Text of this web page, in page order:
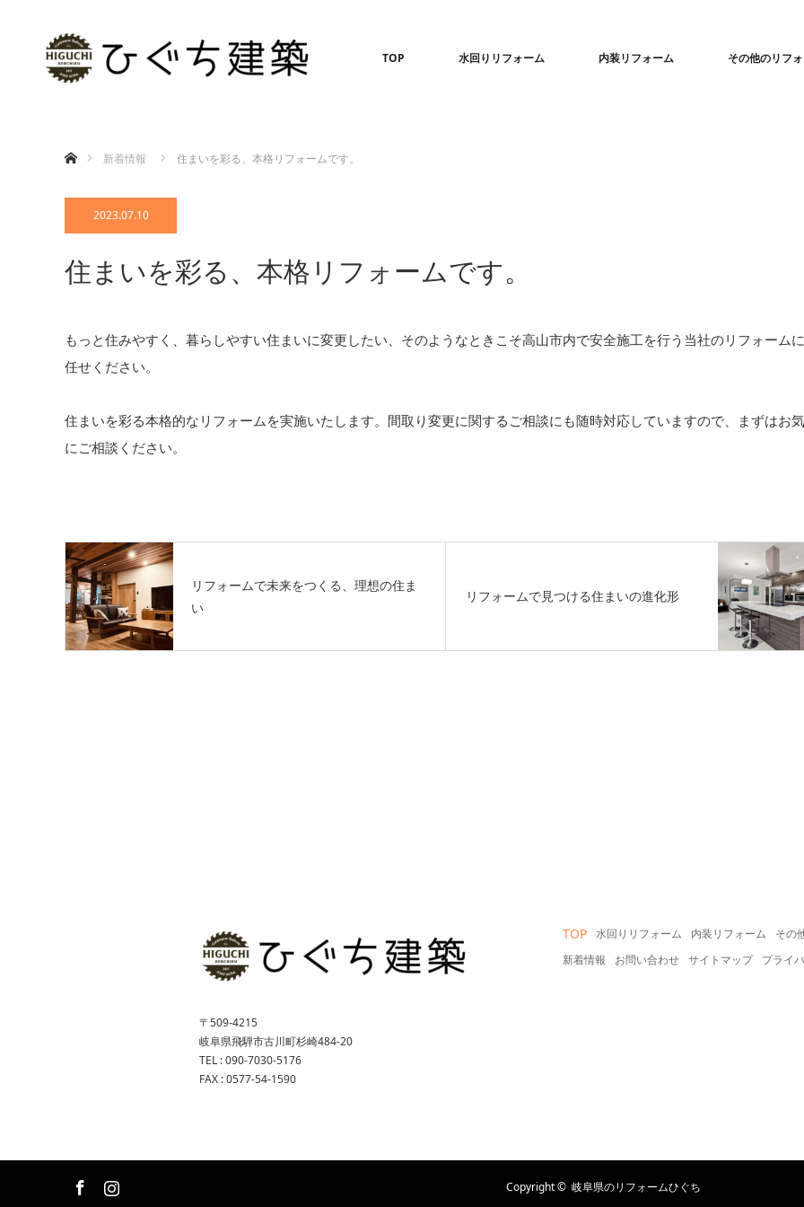
TOP 水回りリフォーム 内装リフォーム その他のリフ
新着情報
住まいを彩る、本格リフォームです。
2023.07.10
住まいを彩る、本格リフォームです。
もっと住みやすく、暮らしやすい住まいに変更したい、そのようなときこそ高山市内で安全施工を行う当社のリフォーム
任せください。
住まいを彩る本格的なリフォームを実施いたします。間取り変更に関するご相談にも随時対応していますので、まずはお
にご相談ください。
リフォームで未来をつくる、理想の住ま
い
リフォームで見つける住まいの進化形
TOP 水回りリフォーム 内装リフォーム
その
新着情報
お問い合わせ サイトマップ プライ
〒509-4215
岐阜県飛騨市古川町杉崎484-20
TEL : 090-7030-5176
FAX : 0577-54-1590
Copyright © 岐阜県のリフォームひぐち